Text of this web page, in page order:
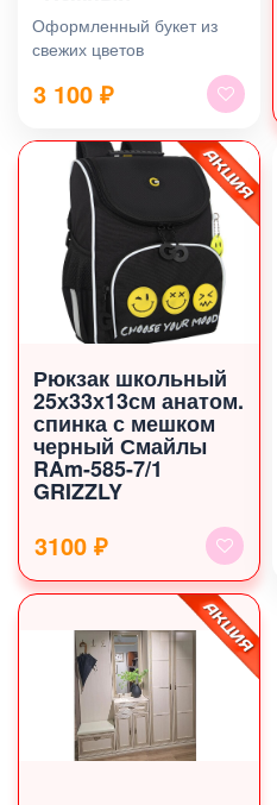
Оформленный букет из
свежих цветов
3 100 ₽
Рюкзак школьный
25х33х13см анатом.
спинка с мешком
черный Смайлы
RAm-585-7/1
GRIZZLY
3100 ₽